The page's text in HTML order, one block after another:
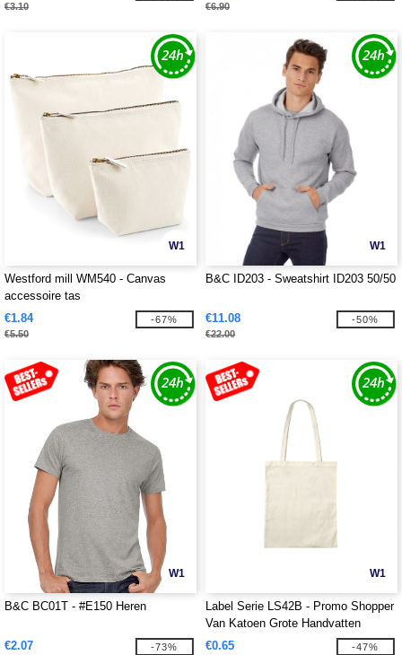
€3.10 €6.90
W1
Westford mill WM540 - Canvas
accessoire tas
€1.84
€5.50
-67%
W1
B&C ID203 - Sweatshirt ID203 50/50
€11.08
€22.00
-50%
W1
B&C BC01T - #E150 Heren
€2.07 -73%
W1
Label Serie LS42B - Promo Shopper
Van Katoen Grote Handvatten
€0.65
-47%